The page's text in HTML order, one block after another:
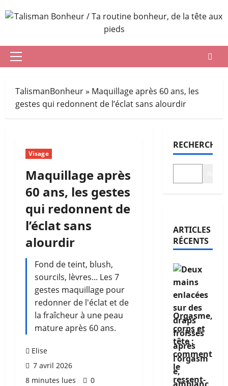
au
Menu
TalismanBonheur» Maquillage après 60 ans, les
gestes qui redonnent de l’éclat sans alourdir
Visage
Maquillage après
60 ans, les gestes
qui redonnent de
l’éclat sans
alourdir
Fond de teint, blush,
sourcils, lèvres... Les 7
gestes maquillage pour
redonner de l'éclat et de
la fraîcheur à une peau
mature après 60 ans.
Elise
7 avril 2026
8 minutes lues
0
RECHERCHER
ARTICLES
RÉCENTS
Orgasme,
corps et
tête :
comment
le
ressent-